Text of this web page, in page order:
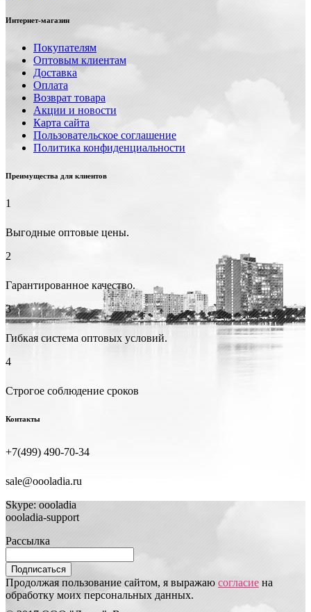
Интернет-магазин
Покупателям
Оптовым клиентам
Доставка
Оплата
Возврат товара
Акции и новости
Карта сайта
Пользовательское соглашение
Политика конфиденциальности
Преимущества для клиентов
1
Выгодные оптовые цены.
2
Гарантированное качество.
3
Гибкая система оптовых условий.
4
Строгое соблюдение сроков
Контакты
+7(499) 490-70-34
sale@oooladia.ru
Skype: oooladia
oooladia-support
Рассылка
Подписаться
Продолжая пользование сайтом, я выражаю согласие на
обработку моих персональных данных.